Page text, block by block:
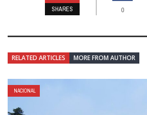
SHARES 0
RELATED ARTICLES MORE FROM AUTHOR
NACIONAL